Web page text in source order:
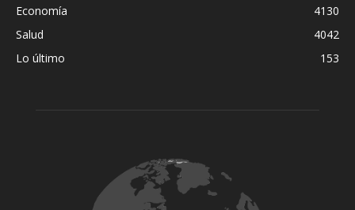
Economía
4130
Salud
4042
Lo último
153